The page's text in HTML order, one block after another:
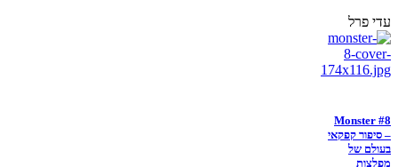
עדי פרל
Monster #8
– סיפור קפקאי
בעולם של
מפלצות